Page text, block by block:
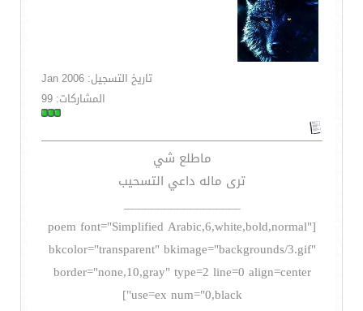
تاريخ التسجيل: Jan 2006
المشاركات: 99
ماطلع شي
ترى ماله داعي التسحيب
__________________
[poem font="Simplified Arabic,6,white,bold,normal"
bkcolor="transparent" bkimage="backgrounds/3.gif"
border="none,10,gray" type=2 line=0 align=center
use=ex num="0,black"]